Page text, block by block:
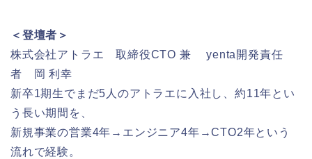
＜登壇者＞
株式会社アトラエ 取締役CTO 兼 yenta開発責任
者 岡 利幸
新卒1期生でまだ5人のアトラエに入社し、約11年とい
う長い期間を、
新規事業の営業4年→エンジニア4年→CTO2年という
流れで経験。